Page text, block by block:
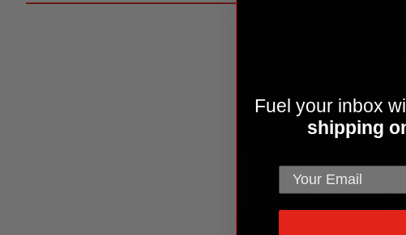
Fuel your inbox
shipping